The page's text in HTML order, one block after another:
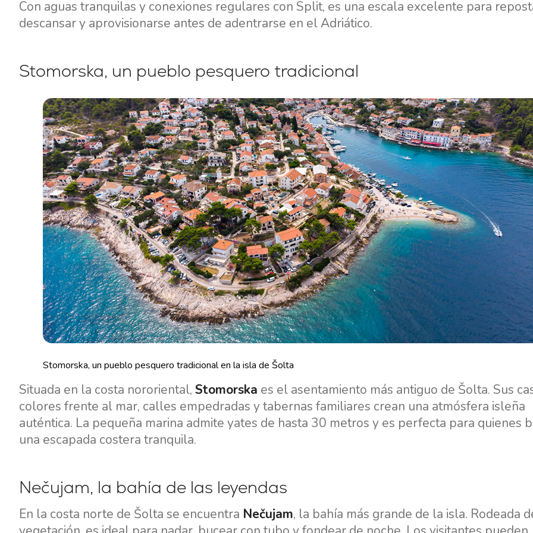
Con aguas tranquilas y conexiones regulares con Split, es una escala excelente para
descansar y aprovisionarse antes de adentrarse en el Adriático.
Stomorska, un pueblo pesquero tradicional
Stomorska, un pueblo pesquero tradicional en la isla de Šolta
Situada en la costa nororiental, Stomorska es el asentamiento más antiguo de Šolta. Sus
colores frente al mar, calles empedradas y tabernas familiares crean una atmósfera isleña
auténtica. La pequeña marina admite yates de hasta 30 metros y es perfecta para quienes
una escapada costera tranquila.
Nečujam, la bahía de las leyendas
En la costa norte de Šolta se encuentra Nečujam, la bahía más grande de la isla. Rodeada